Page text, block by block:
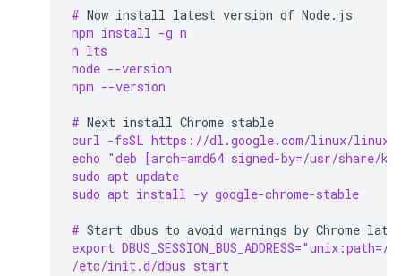
# Now install latest version of
npm install -g n
n lts
node --version
npm --version
# Next install Chrome
curl -fsSL https://dl.google.com/linux/
echo "deb [arch=amd64 signed-by=/usr/
sudo apt update
sudo apt install -y google-chrome-stable
# Start dbus to avoid warnings by Chrome
export
/etc/init.d/dbus start